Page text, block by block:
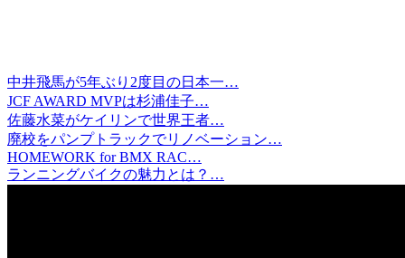
中井飛馬が5年ぶり2度目の日本一…
JCF AWARD MVPは杉浦佳子…
佐藤水菜がケイリンで世界王者…
廃校をパンプトラックでリノベーション…
HOMEWORK for BMX RAC…
ランニングバイクの魅力とは？…